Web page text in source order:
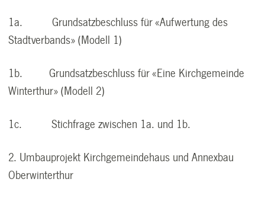
1a. Grundsatzbeschluss für «Aufwertung des
Stadtverbands» (Modell 1)
1b. Grundsatzbeschluss für «Eine Kirchgemeinde
Winterthur» (Modell 2)
1c. Stichfrage zwischen 1a. und 1b.
2. Umbauprojekt Kirchgemeindehaus und Annexbau
Oberwinterthur